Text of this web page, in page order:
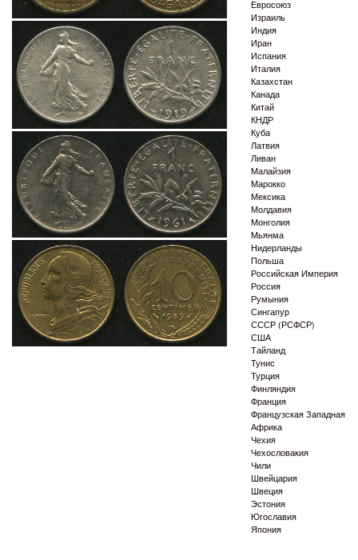
Евросоюз
Израиль
Индия
Иран
Испания
Италия
Казахстан
Канада
Китай
КНДР
Куба
Латвия
Ливан
Малайзия
Марокко
Мексика
Молдавия
Монголия
Мьянма
Нидерланды
Польша
Российская Империя
Россия
Румыния
Сингапур
СССР (РСФСР)
США
Тайланд
Тунис
Турция
Финляндия
Франция
Французская Западная
Африка
Чехия
Чехословакия
Чили
Швейцария
Швеция
Эстония
Югославия
Япония